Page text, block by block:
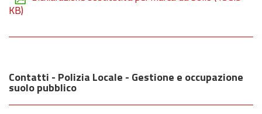
KB)
Contatti - Polizia Locale - Gestione e occupazione
suolo pubblico